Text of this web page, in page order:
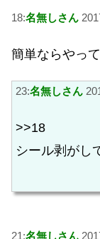
18:名無しさん
簡単ならやっ
23:名無しさん
>>18
シール剥がし
21:名無しさん